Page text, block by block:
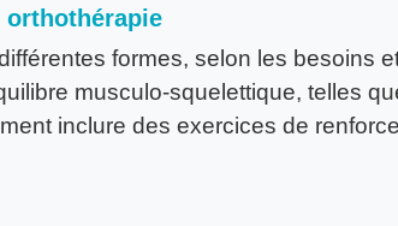
orthothérapie
formes, selon les besoins
musculo-squelettique, telles
inclure des exercices de